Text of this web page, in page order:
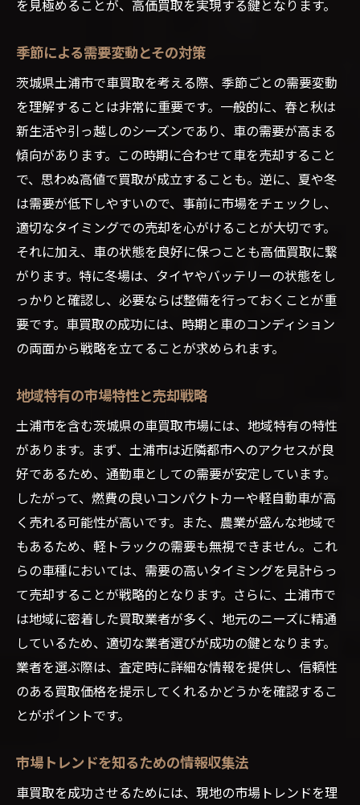
を見極めることが、高価買取を実現する鍵となります。
季節による需要変動とその対策
茨城県土浦市で車買取を考える際、季節ごとの需要変動
を理解することは非常に重要です。一般的に、春と秋は
新生活や引っ越しのシーズンであり、車の需要が高まる
傾向があります。この時期に合わせて車を売却すること
で、思わぬ高値で買取が成立することも。逆に、夏や冬
は需要が低下しやすいので、事前に市場をチェックし、
適切なタイミングでの売却を心がけることが大切です。
それに加え、車の状態を良好に保つことも高価買取に繋
がります。特に冬場は、タイヤやバッテリーの状態をし
っかりと確認し、必要ならば整備を行っておくことが重
要です。車買取の成功には、時期と車のコンディション
の両面から戦略を立てることが求められます。
地域特有の市場特性と売却戦略
土浦市を含む茨城県の車買取市場には、地域特有の特性
があります。まず、土浦市は近隣都市へのアクセスが良
好であるため、通勤車としての需要が安定しています。
したがって、燃費の良いコンパクトカーや軽自動車が高
く売れる可能性が高いです。また、農業が盛んな地域で
もあるため、軽トラックの需要も無視できません。これ
らの車種においては、需要の高いタイミングを見計らっ
て売却することが戦略的となります。さらに、土浦市で
は地域に密着した買取業者が多く、地元のニーズに精通
しているため、適切な業者選びが成功の鍵となります。
業者を選ぶ際は、査定時に詳細な情報を提供し、信頼性
のある買取価格を提示してくれるかどうかを確認するこ
とがポイントです。
市場トレンドを知るための情報収集法
車買取を成功させるためには、現地の市場トレンドを理